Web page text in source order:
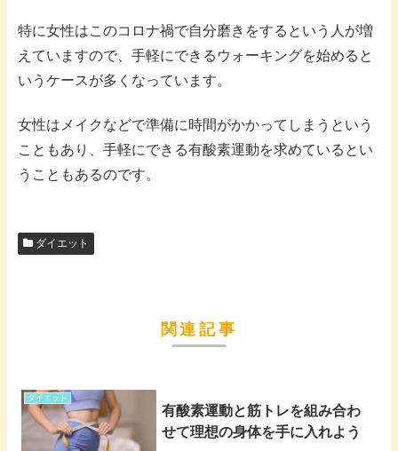
特に女性はこのコロナ禍で自分磨きをするという人が増
えていますので、手軽にできるウォーキングを始めると
いうケースが多くなっています。
女性はメイクなどで準備に時間がかかってしまうという
こともあり、手軽にできる有酸素運動を求めているとい
うこともあるのです。
ダイエット
関連記事
ダイエット
有酸素運動と筋トレを組み合わ
せて理想の身体を手に入れよう